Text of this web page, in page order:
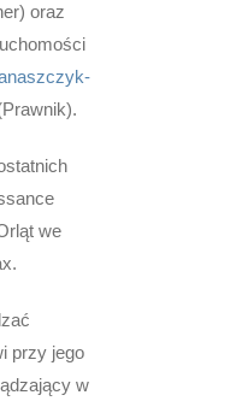
oraz
we
przy jego
w